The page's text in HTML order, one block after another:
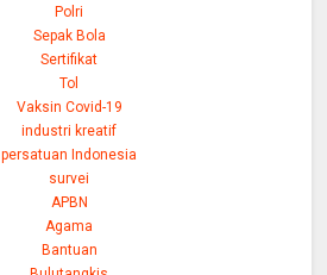
Polri
Sepak Bola
Sertifikat
Tol
Vaksin Covid-19
industri kreatif
persatuan Indonesia
survei
APBN
Agama
Bantuan